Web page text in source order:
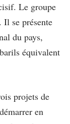
Le groupe
Il se présente
du pays,
équivalent
projets de
en